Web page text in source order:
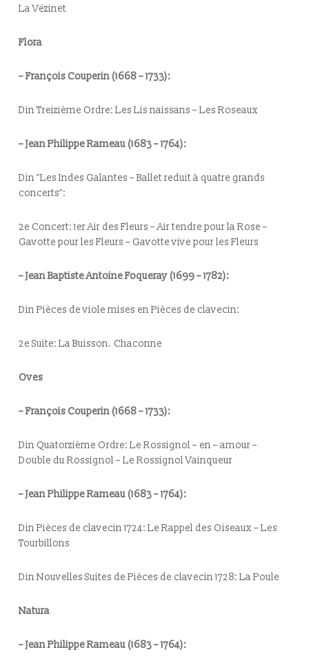
La Vézinet
Flora
– François Couperin (1668 – 1733):
Din Treizième Ordre: Les Lis naissans – Les Roseaux
– Jean Philippe Rameau (1683 – 1764):
Din ”Les Indes Galantes – Ballet reduit à quatre grands
concerts”:
2e Concert:1er Air des Fleurs – Air tendre pour la Rose –
Gavotte pour les Fleurs – Gavotte vive pour les Fleurs
– Jean Baptiste Antoine Foqueray (1699 – 1782):
Din Pièces de viole mises en Pièces de clavecin:
2e Suite: La Buisson. Chaconne
Oves
– François Couperin (1668 – 1733):
Din Quatorzième Ordre: Le Rossignol – en – amour –
Double du Rossignol – Le Rossignol Vainqueur
– Jean Philippe Rameau (1683 – 1764):
Din Pièces de clavecin 1724: Le Rappel des Oiseaux – Les
Tourbillons
Din Nouvelles Suites de Pièces de clavecin 1728: La Poule
Natura
– Jean Philippe Rameau (1683 – 1764):